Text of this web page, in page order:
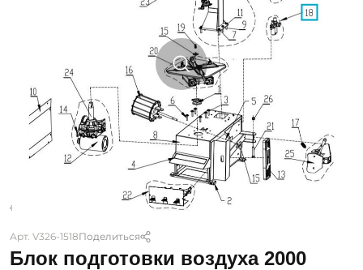
Арт. V326-1518Поделиться
Блок подготовки воздуха 2000